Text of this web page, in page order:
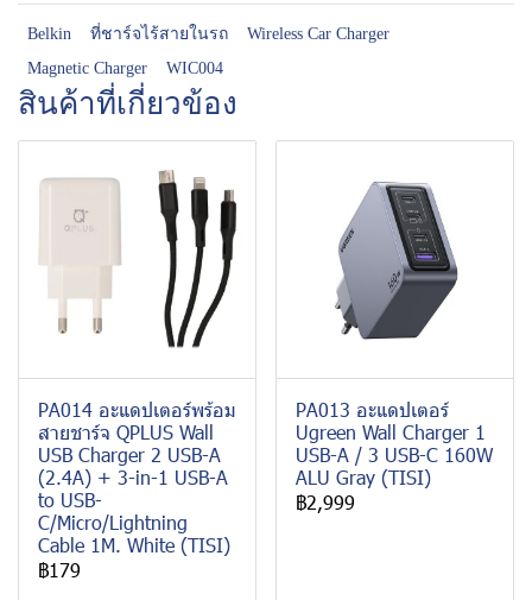
Belkin ที่ชาร์จไร้สายในรถ
Wireless Car Charger
Magnetic Charger
WIC004
สินค้าที่เกี่ยวข้อง
PA014 อะแดปเตอร์พร้อม
สายชาร์จ QPLUS Wall
USB Charger 2 USB-A
(2.4A) + 3-in-1 USB-A
to USB-
C/Micro/Lightning
Cable 1M. White (TISI)
฿179
PA013 อะแดปเตอร์
Ugreen Wall Charger 1
USB-A / 3 USB-C 160W
ALU Gray (TISI)
฿2,999